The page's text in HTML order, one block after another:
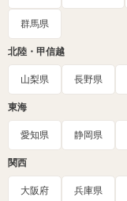
群馬県
北陸・甲信越
山梨県 長野県
東海
愛知県 静岡県
関西
大阪府 兵庫県